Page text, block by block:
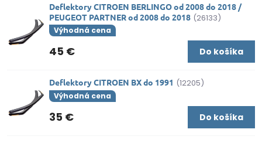
Deflektory CITROEN BERLINGO od 2008 do 2018 /
PEUGEOT PARTNER od 2008 do 2018 (26133)
Výhodná cena
45 € Do košíka
Deflektory CITROEN BX do 1991 (12205)
Výhodná cena
35 € Do košíka